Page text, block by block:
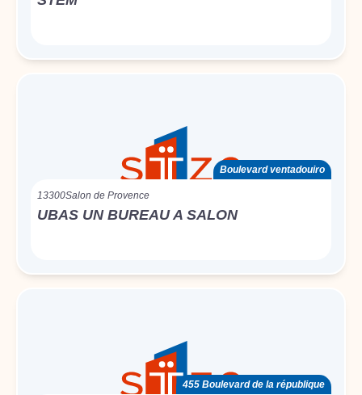
Boulevard ventadouiro
13300Salon de Provence
UBAS UN BUREAU A SALON
455 Boulevard de la république